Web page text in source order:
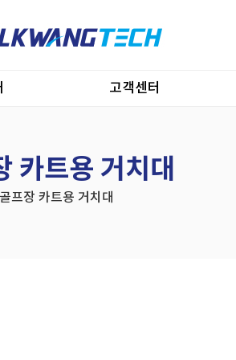
고객센터
카트용 거치대
골프장 카트용 거치대